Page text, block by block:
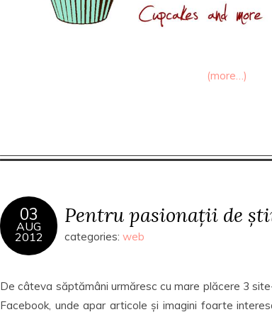
(more…)
03
AUG
2012
Pentru pasionații de
categories: web
De câteva săptămâni urmăresc cu mare plăcere 3
Facebook, unde apar articole și imagini foarte